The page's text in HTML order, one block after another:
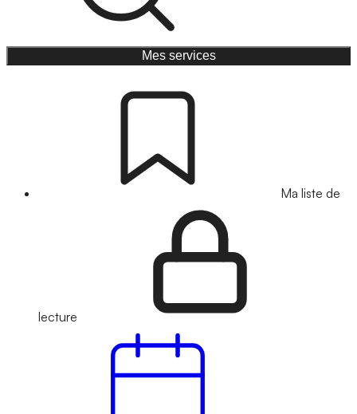
Mes services
Ma liste de
lecture